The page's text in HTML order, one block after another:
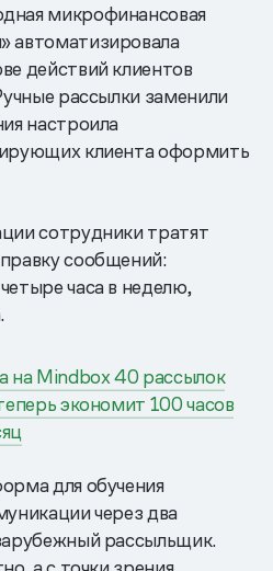
микрофинансовая
автоматизировала
действий клиентов
рассылки заменили
настроила
клиента оформить
сотрудники тратят
сообщений:
часа в неделю,
на Mindbox 40 рассылок
экономит 100 часов
для обучения
через два
рассыльщик.